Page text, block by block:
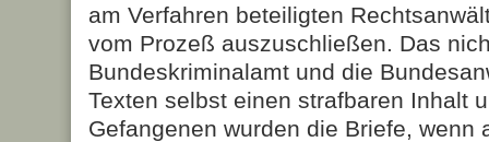
am Verfahren beteiligten
vom Prozeß auszuschließen. Das
Bundeskriminalamt und die
Texten selbst einen strafbaren Inhalt
Gefangenen wurden die Briefe, wenn